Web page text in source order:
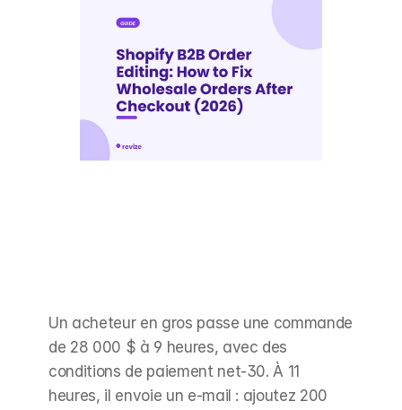
Un acheteur en gros passe une commande
de 28 000 $ à 9 heures, avec des
conditions de paiement net-30. À 11
heures, il envoie un e-mail : ajoutez 200